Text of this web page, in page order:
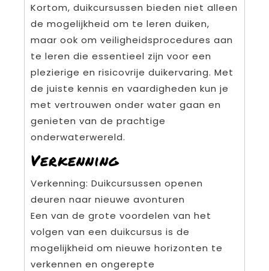
Kortom, duikcursussen bieden niet alleen
de mogelijkheid om te leren duiken,
maar ook om veiligheidsprocedures aan
te leren die essentieel zijn voor een
plezierige en risicovrije duikervaring. Met
de juiste kennis en vaardigheden kun je
met vertrouwen onder water gaan en
genieten van de prachtige
onderwaterwereld.
Verkenning
Verkenning: Duikcursussen openen
deuren naar nieuwe avonturen
Een van de grote voordelen van het
volgen van een duikcursus is de
mogelijkheid om nieuwe horizonten te
verkennen en ongerepte